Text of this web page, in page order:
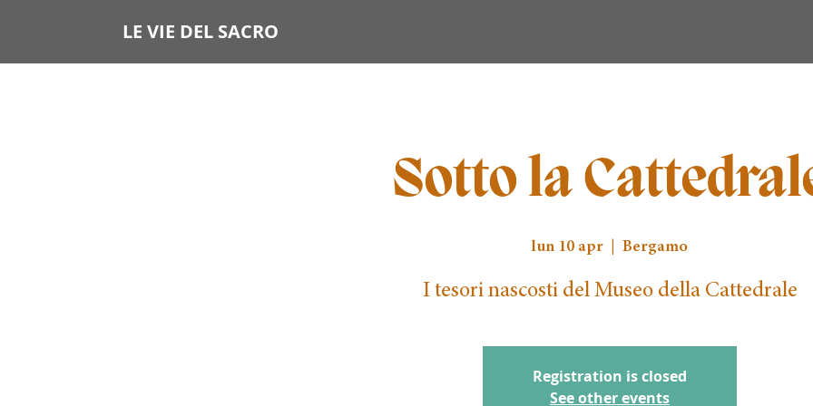
LE VIE DEL SACRO
Sotto la
lun 10 apr Bergamo
I tesori nascosti del Museo della Cattedrale
Registration is closed
See other events